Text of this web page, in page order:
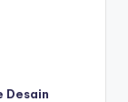
Desain